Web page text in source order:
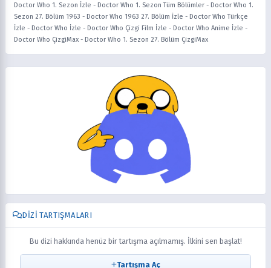
Doctor Who 1. Sezon İzle - Doctor Who 1. Sezon Tüm Bölümler - Doctor Who 1.
Sezon 27. Bölüm 1963 - Doctor Who 1963 27. Bölüm İzle - Doctor Who Türkçe
İzle - Doctor Who İzle - Doctor Who Çizgi Film İzle - Doctor Who Anime İzle -
Doctor Who ÇizgiMax - Doctor Who 1. Sezon 27. Bölüm ÇizgiMax
DIZI TARTIŞMALARI
Bu dizi hakkında henüz bir tartışma açılmamış. İlkini sen başlat!
Tartışma Aç